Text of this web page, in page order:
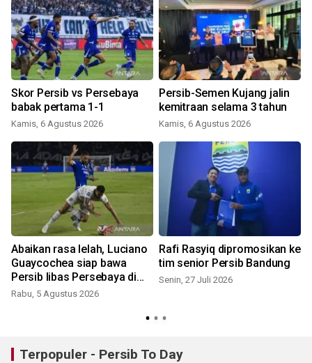
Skor Persib vs Persebaya
babak pertama 1-1
Kamis, 6 Agustus 2026
Persib-Semen Kujang jalin
kemitraan selama 3 tahun
Kamis, 6 Agustus 2026
Abaikan rasa lelah, Luciano
Guaycochea siap bawa
Persib libas Persebaya di
final Piala Presiden!
Rabu, 5 Agustus 2026
Rafi Rasyiq dipromosikan ke
tim senior Persib Bandung
Senin, 27 Juli 2026
Terpopuler - Persib To Day